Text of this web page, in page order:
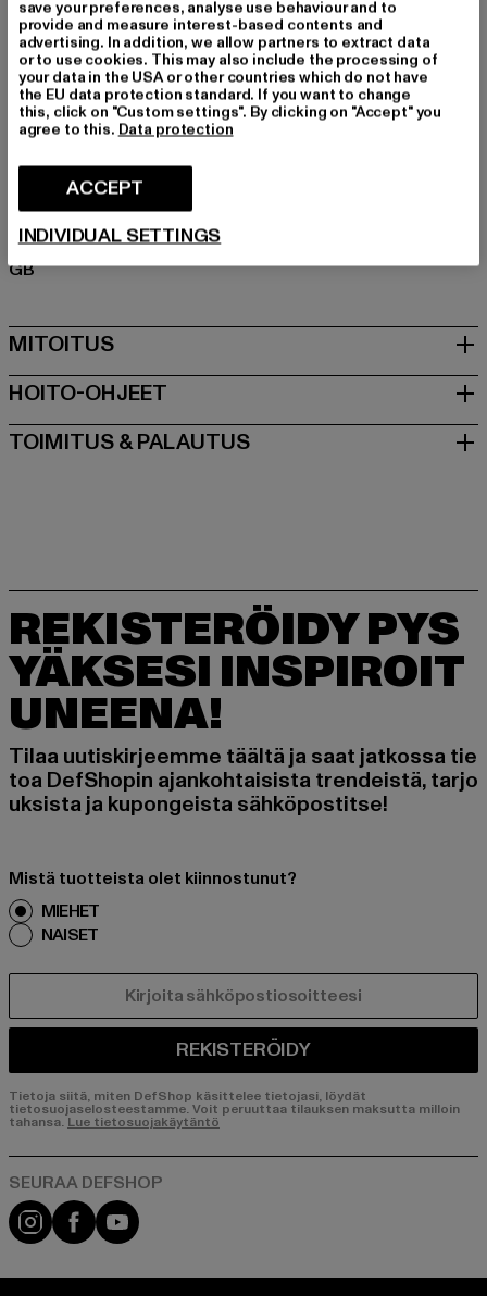
Tuotemerkki: Pas De Monaco
Kategoria: Hupparit
Color: schwarz
Valmistaja väri: black
Materiaalin koostumus: 80% Puuvilla, 20% Polyesteri
Art.Nr: PASDEM-002-023-00007
Valmistaja: Zabou House |
Shelley Road, Ashton-on-Ribble | PR2 2ZH Lancashire |
GB
MITOITUS
HOITO-OHJEET
TOIMITUS & PALAUTUS
REKISTERÖIDY PYS
YÄKSESI INSPIROIT
UNEENA!
Tilaa uutiskirjeemme täältä ja saat jatkossa tie
toa DefShopin ajankohtaisista trendeistä, tarjo
uksista ja kupongeista sähköpostitse!
Mistä tuotteista olet kiinnostunut?
MIEHET
NAISET
REKISTERÖIDY
Tietoja siitä, miten DefShop käsittelee tietojasi, löydät
tietosuojaselosteestamme. Voit peruuttaa tilauksen maksutta milloin
tahansa. Lue tietosuojakäytäntö
Visit our Instagram page:
Visit our Facebook page:
Visit our YouTube channel:
save your preferences, analyse use behaviour and to
provide and measure interest-based contents and
advertising. In addition, we allow partners to extract data
or to use cookies. This may also include the processing of
your data in the USA or other countries which do not have
the EU data protection standard. If you want to change
this, click on "Custom settings". By clicking on "Accept" you
agree to this. Data protection
ACCEPT
INDIVIDUAL SETTINGS